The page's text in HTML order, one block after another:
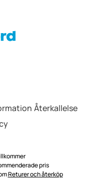
Återkallelse
pris
Returer och återköp